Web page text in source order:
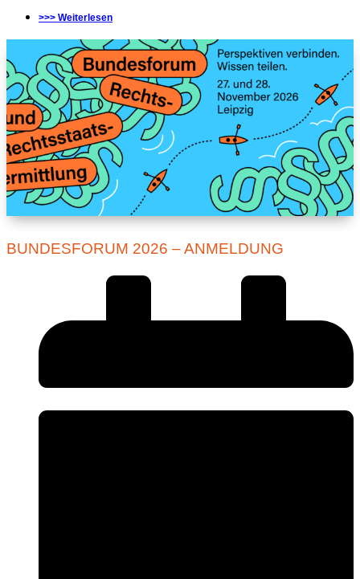
>>> Weiterlesen
BUNDESFORUM 2026 – ANMELDUNG